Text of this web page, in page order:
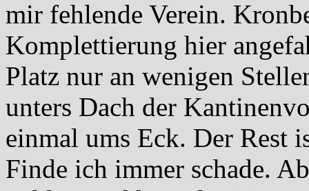
mir fehlende Verein.
Komplettierung hier
Platz nur an wenigen
unters Dach der
einmal ums Eck. Der Rest
Finde ich immer schade.